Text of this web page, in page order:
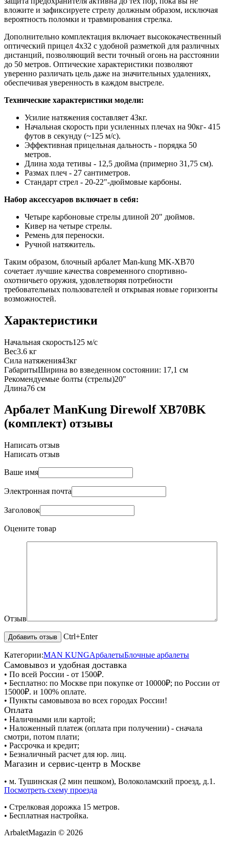
вложите и зафиксируете стрелу должным образом, исключая
вероятность поломки и травмирования стрелка.
Дополнительно комплектация включает высококачественный
оптический прицел 4x32 с удобной разметкой для различных
дистанций, позволяющий вести точный огонь на расстоянии
до 50 метров. Оптические характеристики позволяют
уверенно различать цель даже на значительных удалениях,
обеспечивая уверенность в каждом выстреле.
Технические характеристики модели:
Усилие натяжения составляет 43кг.
Начальная скорость при усиленных плечах на 90кг- 415
футов в секунду (~125 м/с).
Эффективная прицельная дальность - порядка 50
метров.
Длина хода тетивы - 12,5 дюйма (примерно 31,75 см).
Размах плеч - 27 сантиметров.
Стандарт стрел - 20-22"-дюймовые карбоны.
Набор аксессуаров включает в себя:
Четыре карбоновые стрелы длиной 20" дюймов.
Кивер на четыре стрелы.
Ремень для переноски.
Ручной натяжитель.
Таким образом, блочный арбалет Man-kung MK-XB70
сочетает лучшие качества современного спортивно-
охотничьего оружия, удовлетворяя потребности
требовательных пользователей и открывая новые горизонты
возможностей.
Характеристики
Начальная скорость125 м/с
Вес3.6 кг
Сила натяжения43кг
ГабаритыШирина во взведенном состоянии: 17,1 см
Рекомендуемые болты (стрелы)20"
Длина76 см
Арбалет ManKung Direwolf XB70BK
(комплект) отзывы
Написать отзыв
Написать отзыв
Ваше имя
Электронная почта
Заголовок
Оцените товар
Отзыв
Ctrl+Enter
Категории:MAN KUNGАрбалетыБлочные арбалеты
Самовывоз и удобная доставка
• По всей России - от 1500₽.
• Бесплатно: по Москве при покупке от 10000₽; по России от
15000₽. и 100% оплате.
• Пункты самовывоза во всех городах России!
Оплата
• Наличными или картой;
• Наложенный платеж (оплата при получении) - сначала
смотри, потом плати;
• Рассрочка и кредит;
• Безналичный расчет для юр. лиц.
Магазин и сервис-центр в Москве
• м. Тушинская (2 мин пешком), Волоколамский проезд, д.1.
Посмотреть схему проезда
• Cтрелковая дорожка 15 метров.
• Бесплатная настройка.
ArbaletMagazin © 2026